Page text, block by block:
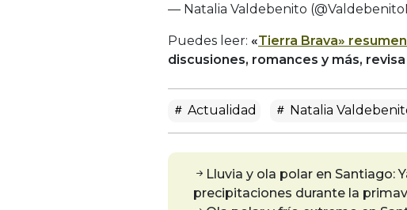
— Natalia Valdebenito
Puedes leer: «Tierra Brava»
discusiones, romances y más,
Actualidad Natalia
Lluvia y ola polar en Santiago:
precipitaciones durante la